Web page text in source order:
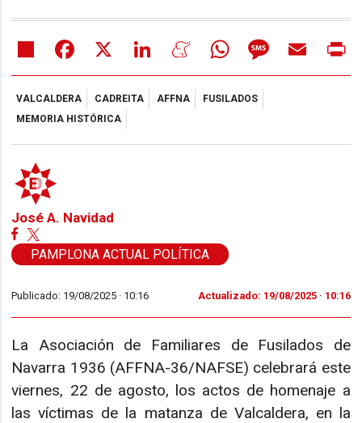
Share Facebook LinkedIn MeneameWhatsAppMessageEmail
VALCALDERA CADREITA AFFNA
FUSILADOS
MEMORIA HISTÓRICA
José A. Navidad
PAMPLONA ACTUAL POLÍTICA
Publicado: 19/08/2025 · 10:16 Actualizado: 19/08/2025 · 10:16
La Asociación de Familiares de Fusilados de
Navarra 1936 (AFFNA-36/NAFSE) celebrará este
viernes, 22 de agosto, los actos de homenaje a
las víctimas de la matanza de Valcaldera, en la